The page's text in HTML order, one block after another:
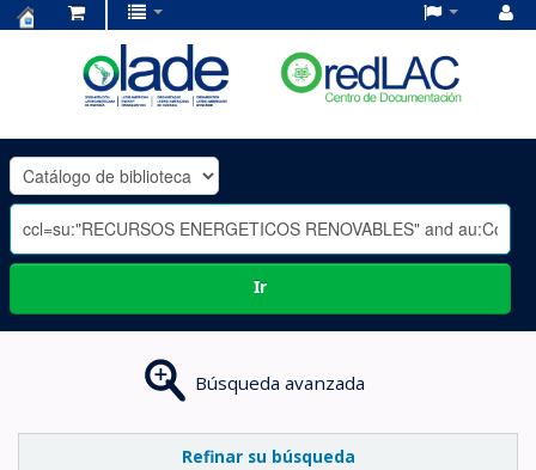
OLADE
-
Ir
Búsqueda avanzada
Refinar su búsqueda